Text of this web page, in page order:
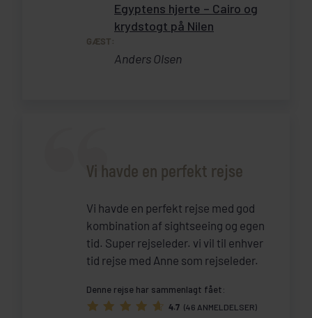
Egyptens hjerte – Cairo og
krydstogt på Nilen
GÆST:
Anders Olsen
Vi havde en perfekt rejse
Vi havde en perfekt rejse med god
kombination af sightseeing og egen
tid. Super rejseleder. vi vil til enhver
tid rejse med Anne som rejseleder.
Denne rejse har sammenlagt fået:
4.7 (46 ANMELDELSER)